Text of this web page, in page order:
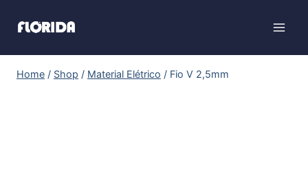
Home / Shop / Material Elétrico / Fio V 2,5mm